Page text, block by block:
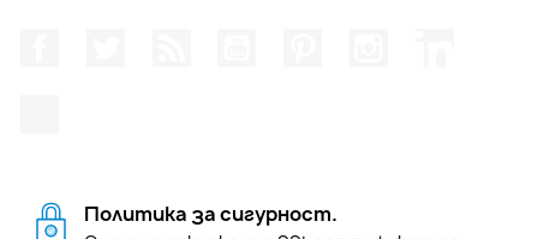
Политика за сигурност.